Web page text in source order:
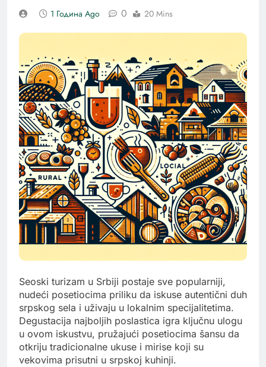
1 Година Ago 0 20 Mins
Seoski turizam u Srbiji postaje sve popularniji,
nudeći posetiocima priliku da iskuse autentični duh
srpskog sela i uživaju u lokalnim specijalitetima.
Degustacija najboljih poslastica igra ključnu ulogu
u ovom iskustvu, pružajući posetiocima šansu da
otkriju tradicionalne ukuse i mirise koji su
vekovima prisutni u srpskoj kuhinji.